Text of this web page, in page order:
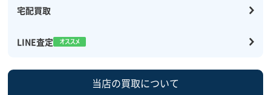
宅配買取
LINE査定
当店の買取について